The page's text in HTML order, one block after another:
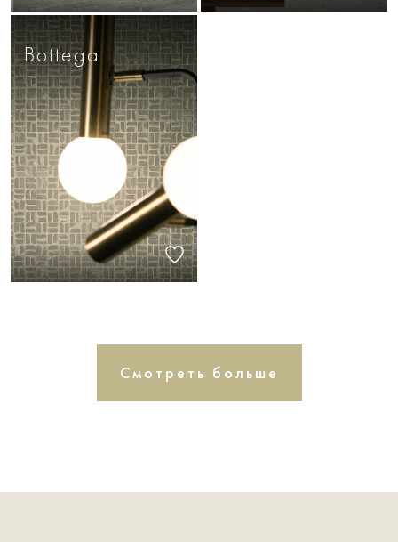
Bottega
Смотреть больше